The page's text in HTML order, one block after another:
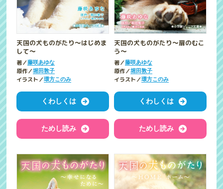
天国の犬ものがたり～はじめま
して～
著／藤咲あゆな
原作／堀田敦子
イラスト／環方このみ
くわしくは
ためし読み
天国の犬ものがたり～扉のむこ
う～
著／藤咲あゆな
原作／堀田敦子
イラスト／環方このみ
くわしくは
ためし読み